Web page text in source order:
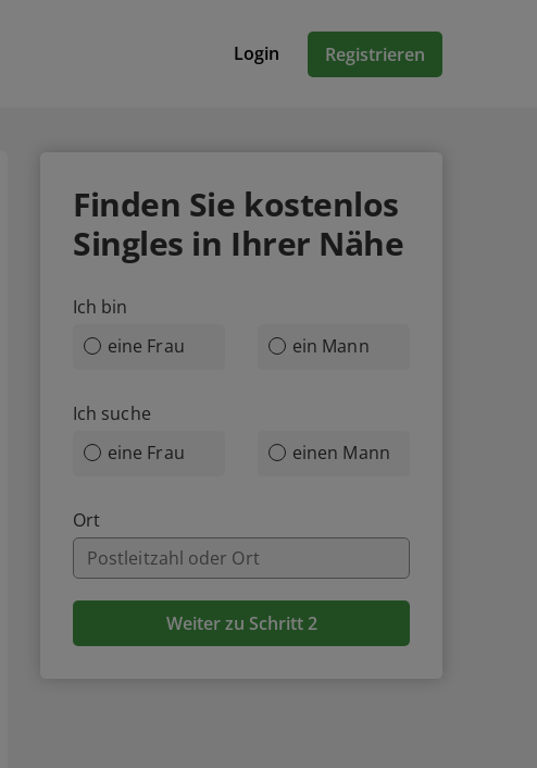
Login Registrieren
Finden Sie kostenlos
Singles in Ihrer Nähe
Ich bin
eine Frau
ein Mann
Ich suche
eine Frau
einen Mann
Ort
Weiter zu Schritt 2